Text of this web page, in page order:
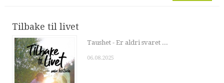
Tilbake til livet
Taushet - Er aldri svaret ...
06.08.2025